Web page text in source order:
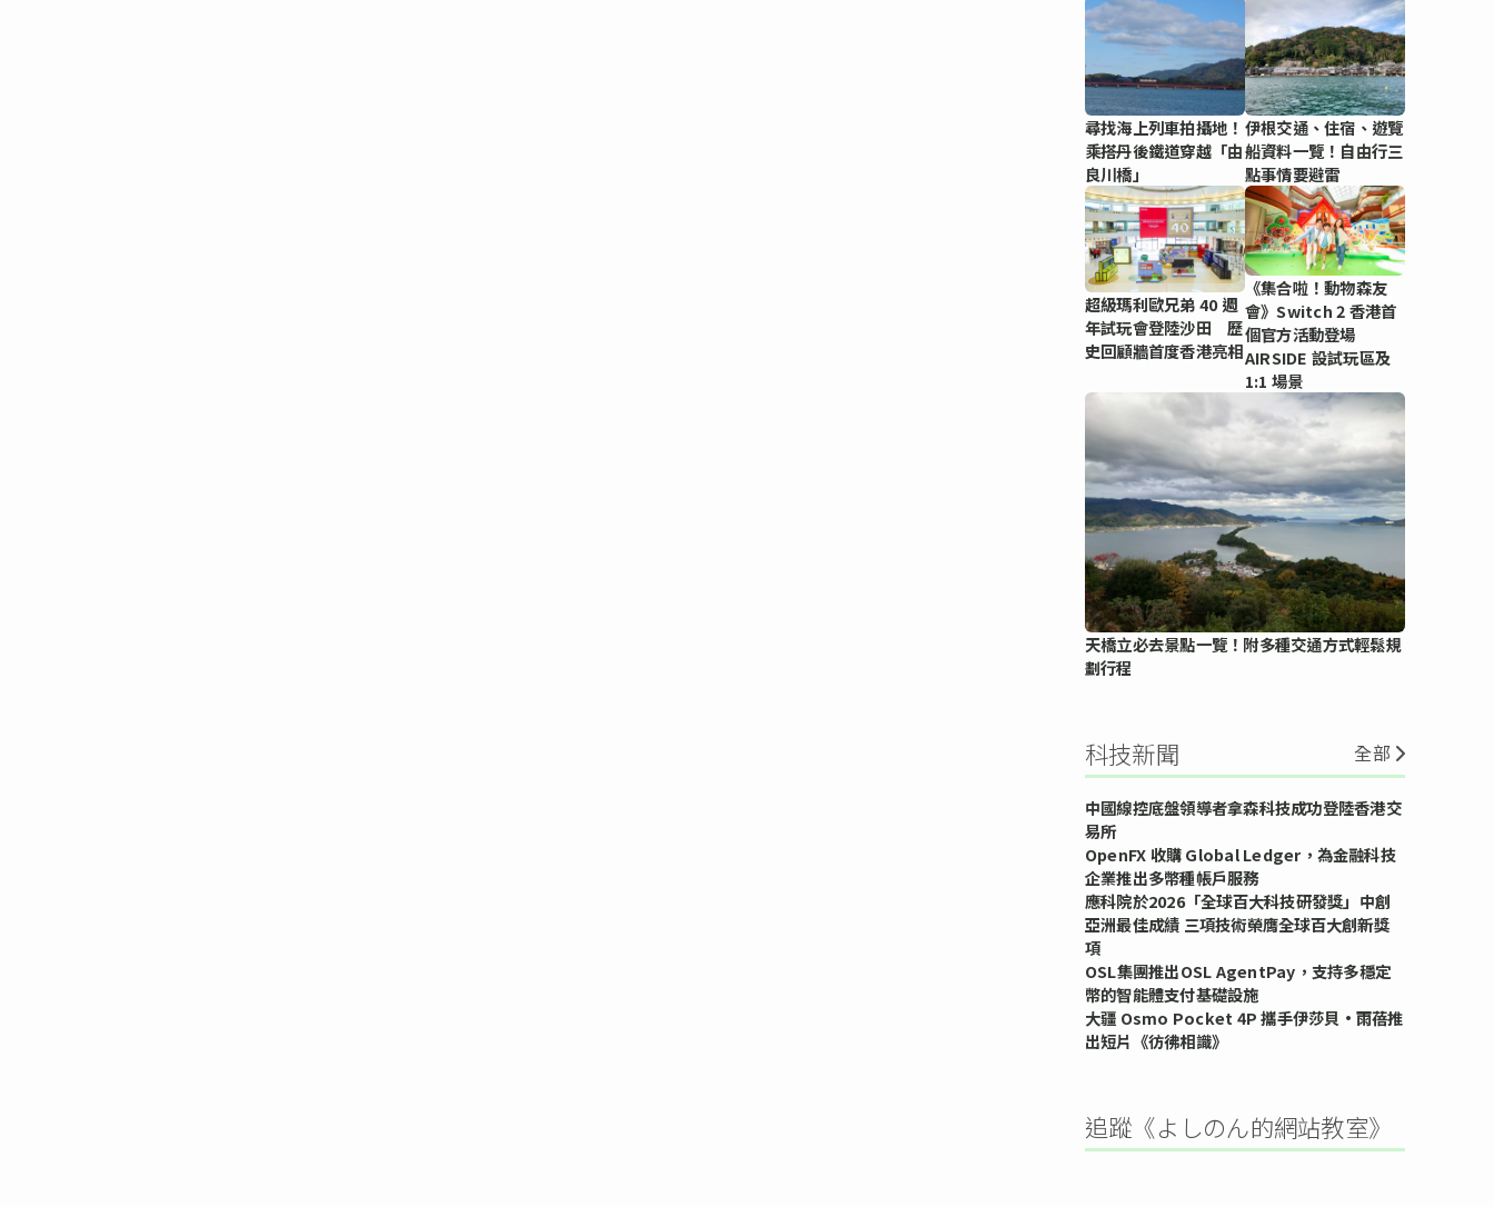
尋找海上列車拍攝地！
乘搭丹後鐵道穿越「由
良川橋」
伊根交通、住宿、遊覽
船資料一覽！自由行三
點事情要避雷
超級瑪利歐兄弟 40 週
年試玩會登陸沙田 歷
史回顧牆首度香港亮相
《集合啦！動物森友
會》Switch 2 香港首
個官方活動登場
AIRSIDE 設試玩區及
1:1 場景
天橋立必去景點一覽！附多種交通方式輕鬆規
劃行程
科技新聞 全部
中國線控底盤領導者拿森科技成功登陸香港交
易所
OpenFX 收購 Global Ledger，為金融科技
企業推出多幣種帳戶服務
應科院於2026「全球百大科技研發獎」中創
亞洲最佳成績 三項技術榮膺全球百大創新獎
項
OSL集團推出OSL AgentPay，支持多穩定
幣的智能體支付基礎設施
大疆 Osmo Pocket 4P 攜手伊莎貝•雨蓓推
出短片《彷彿相識》
追蹤《よしのん的網站教室》